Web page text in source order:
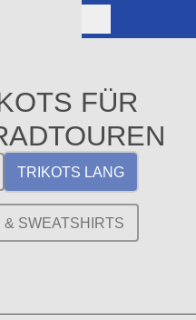
FÜR
TRIKOTS LANG
& SWEATSHIRTS